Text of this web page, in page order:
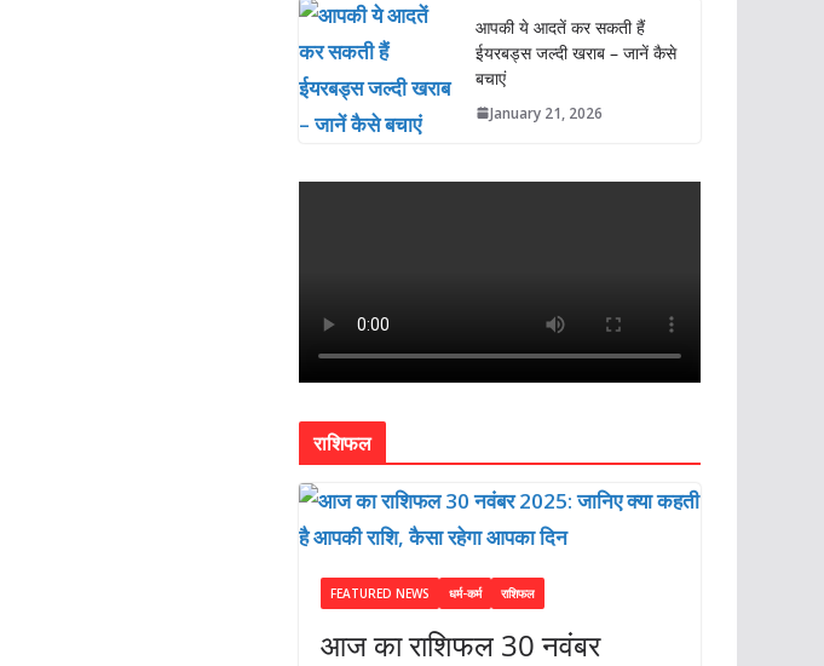
आपकी ये आदतें कर सकती हैं
ईयरबड्स जल्दी खराब – जानें कैसे
बचाएं
January 21, 2026
राशिफल
FEATURED NEWS धर्म-कर्म राशिफल
आज का राशिफल 30 नवंबर